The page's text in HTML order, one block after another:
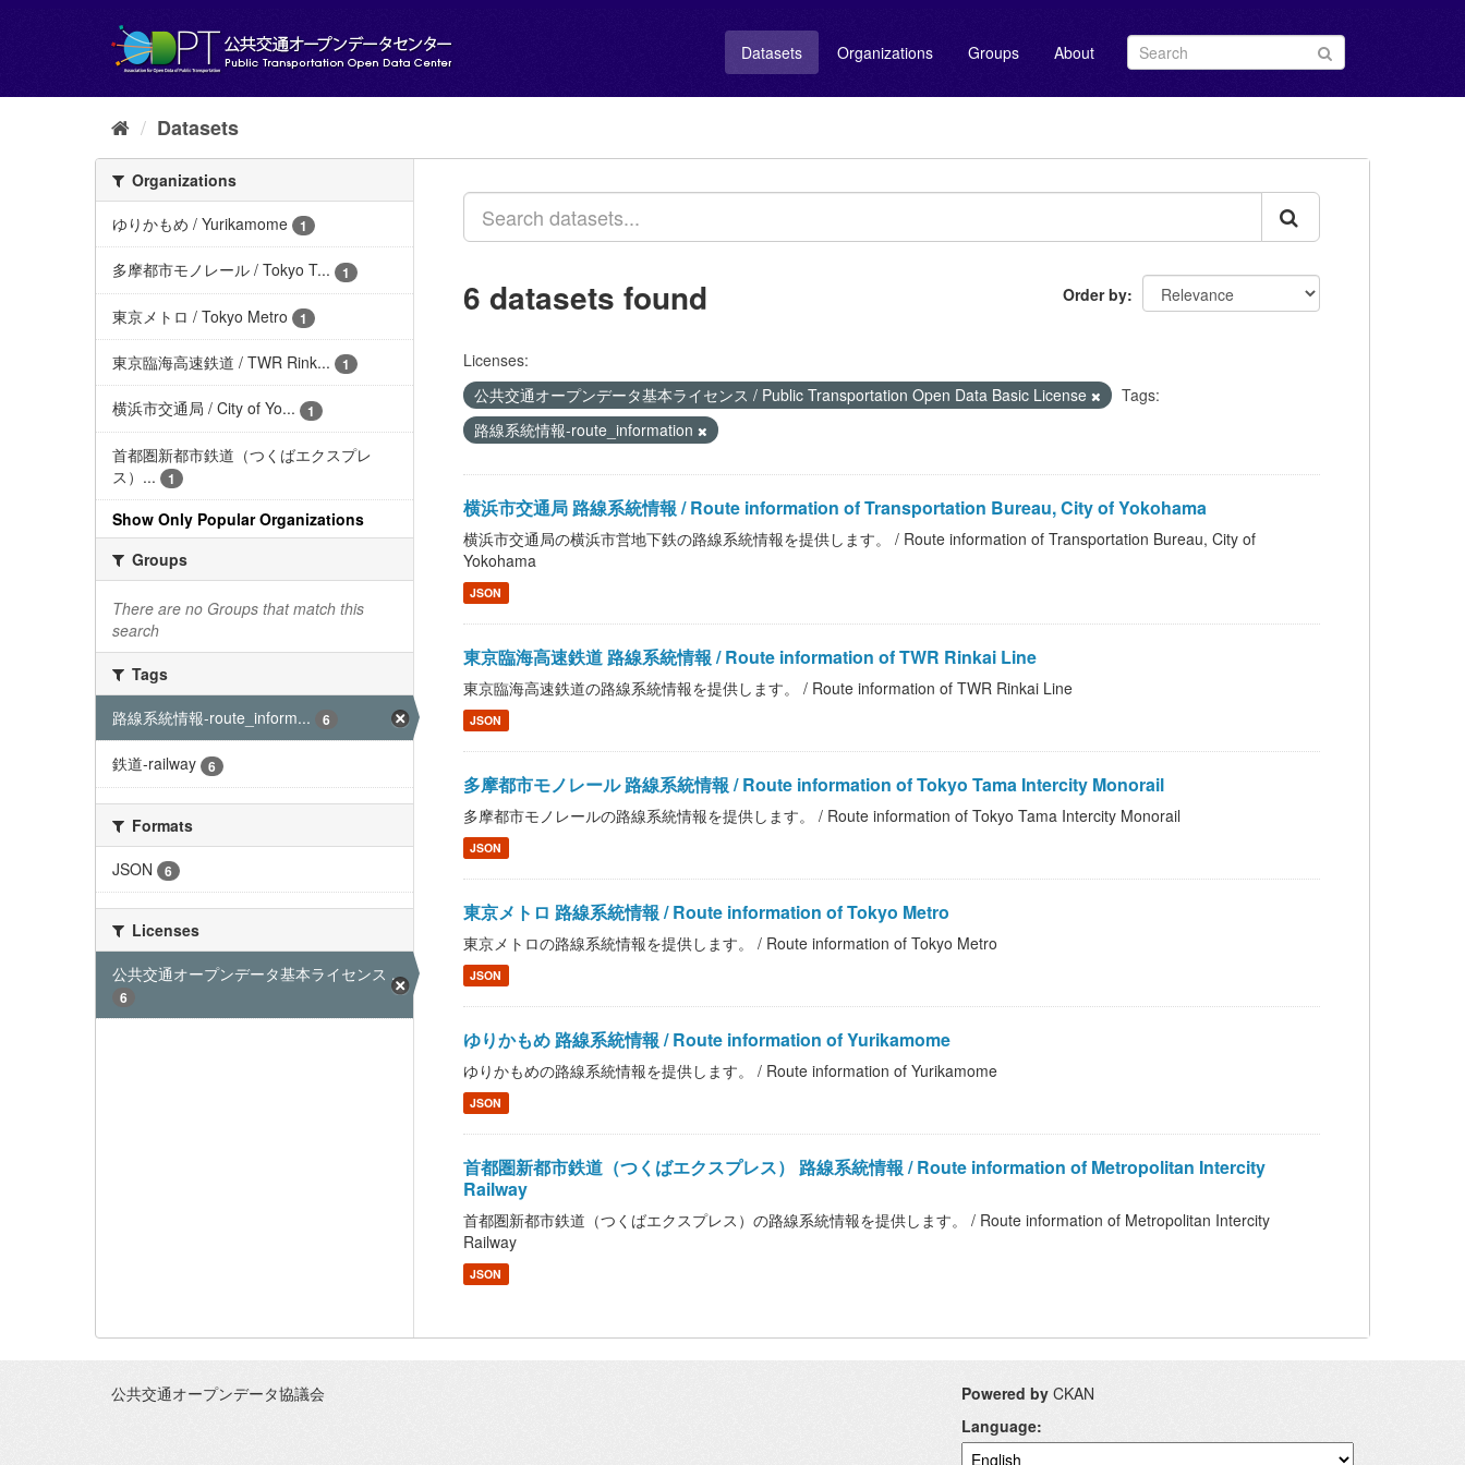
Datasets Organizations Groups About
Datasets
Organizations
ゆりかもめ / Yurikamome
1
多摩都市モノレール / Tokyo T... 1
東京メトロ / Tokyo Metro 1
東京臨海高速鉄道 / TWR Rink... 1
横浜市交通局 / City of Yo... 1
首都圏新都市鉄道（つくばエクスプレ
ス）...
1
Show Only Popular Organizations
Groups
There are no Groups that match this
search
Tags
路線系統情報-route_inform...
6
鉄道-railway 6
Formats
JSON
6
Licenses
公共交通オープンデータ基本ライセンス ...
6
Order by
6 datasets found
Licenses:
公共交通オープンデータ基本ライセンス / Public Transportation Open Data Basic License
Tags:
路線系統情報-route_information
横浜市交通局 路線系統情報 / Route information of Transportation Bureau, City of Yokohama
横浜市交通局の横浜市営地下鉄の路線系統情報を提供します。 / Route information of Transportation Bureau, City of
Yokohama
JSON
東京臨海高速鉄道 路線系統情報 / Route information of TWR Rinkai Line
東京臨海高速鉄道の路線系統情報を提供します。 / Route information of TWR Rinkai Line
JSON
多摩都市モノレール 路線系統情報 / Route information of Tokyo Tama Intercity Monorail
多摩都市モノレールの路線系統情報を提供します。 / Route information of Tokyo Tama Intercity Monorail
JSON
東京メトロ 路線系統情報 / Route information of Tokyo Metro
東京メトロの路線系統情報を提供します。 / Route information of Tokyo Metro
JSON
ゆりかもめ 路線系統情報 / Route information of Yurikamome
ゆりかもめの路線系統情報を提供します。 / Route information of Yurikamome
JSON
首都圏新都市鉄道（つくばエクスプレス） 路線系統情報 / Route information of Metropolitan Intercity
Railway
首都圏新都市鉄道（つくばエクスプレス）の路線系統情報を提供します。 / Route information of Metropolitan Intercity
Railway
JSON
公共交通オープンデータ協議会 Powered by CKAN
Language